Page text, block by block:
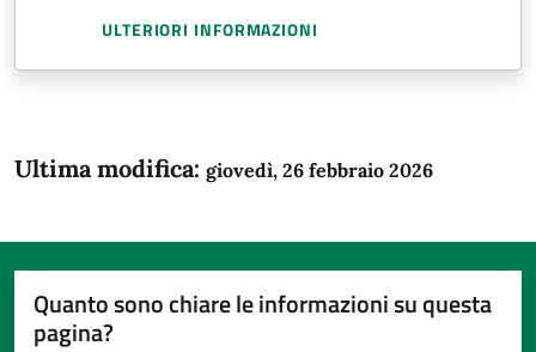
ULTERIORI INFORMAZIONI
Ultima modifica: giovedì, 26 febbraio 2026
Quanto sono chiare le informazioni su questa
pagina?